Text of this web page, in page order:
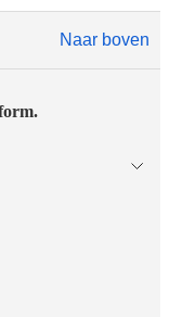
Naar boven